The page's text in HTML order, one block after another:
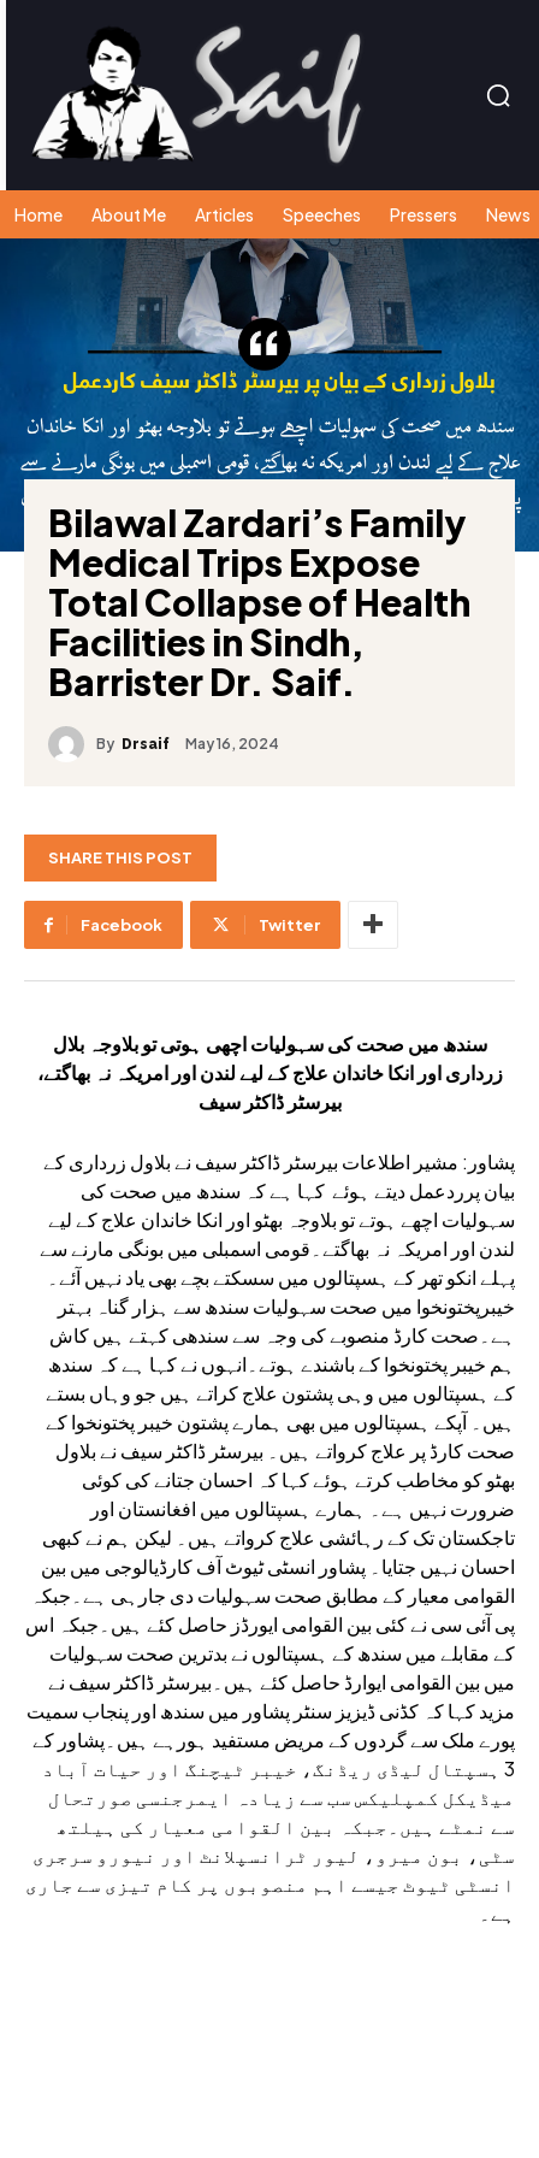
Home About Me Articles Speeches Pressers News
Bilawal Zardari’s Family
Medical Trips Expose
Total Collapse of Health
Facilities in Sindh,
Barrister Dr. Saif.
By Drsaif May 16, 2024
SHARE THIS POST
Facebook Twitter
سندھ میں صحت کی سہولیات اچھی ہوتی تو بلاوجہ بلال
زرداری اور انکا خاندان علاج کے لیے لندن اور امریکہ نہ بھاگتے،
بیرسٹر ڈاکٹر سیف
پشاور: مشیر اطلاعات بیرسٹر ڈاکٹر سیف نے بلاول زرداری کے
بیان پرردعمل دیتے ہوئے کہا ہے کہ سندھ میں صحت کی
سہولیات اچھے ہوتے تو بلاوجہ بھٹو اور انکا خاندان علاج کے لیے
لندن اور امریکہ نہ بھاگتے۔قومی اسمبلی میں بونگی مارنے سے
پہلے انکو تھر کے ہسپتالوں میں سسکتے بچے بھی یاد نہیں آئے۔
خیبرپختونخوا میں صحت سہولیات سندھ سے ہزار گناہ بہتر
ہے۔صحت کارڈ منصوبے کی وجہ سے سندھی کہتے ہیں کاش
ہم خیبر پختونخوا کے باشندے ہوتے۔انہوں نے کہا ہے کہ سندھ
کے ہسپتالوں میں وہی پشتون علاج کراتے ہیں جو وہاں بستے
ہیں۔ آپکے ہسپتالوں میں بھی ہمارے پشتون خیبر پختونخوا کے
صحت کارڈ پر علاج کرواتے ہیں۔ بیرسٹر ڈاکٹر سیف نے بلاول
بھٹو کو مخاطب کرتے ہوئے کہا کہ احسان جتانے کی کوئی
ضرورت نہیں ہے۔ ہمارے ہسپتالوں میں افغانستان اور
تاجکستان تک کے رہائشی علاج کرواتے ہیں۔ لیکن ہم نے کبھی
احسان نہیں جتایا۔ پشاور انسٹی ٹیوٹ آف کارڈیالوجی میں بین
القوامی معیار کے مطابق صحت سہولیات دی جارہی ہے۔جبکہ
پی آئی سی نے کئی بین القوامی ایورڈز حاصل کئے ہیں۔جبکہ اس
کے مقابلے میں سندھ کے ہسپتالوں نے بدترین صحت سہولیات
میں بین القوامی ایوارڈ حاصل کئے ہیں۔بیرسٹر ڈاکٹر سیف نے
مزید کہا کہ کڈنی ڈیزیز سنٹر پشاور میں سندھ اور پنجاب سمیت
پورے ملک سے گردوں کے مریض مستفید ہورہے ہیں۔پشاور کے
3 ہسپتال لیڈی ریڈنگ، خیبر ٹیچنگ اور حیات آباد
میڈیکل کمپلیکس سب سے زیادہ ایمرجنسی صورتحال
سے نمٹے ہیں۔جبکہ بین القوامی معیار کی ہیلتھ
سٹی، بون میرو، لیور ٹرانسپلانٹ اور نیورو سرجری
انسٹی ٹیوٹ جیسے اہم منصوبوں پر کام تیزی سے جاری
ہے۔